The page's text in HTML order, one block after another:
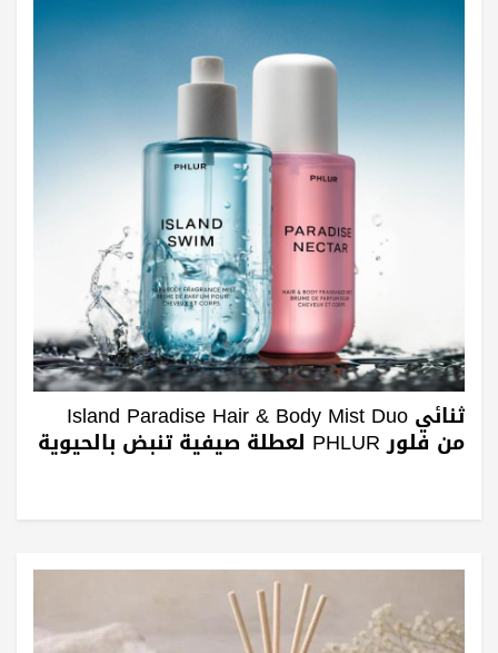
ثنائي Island Paradise Hair & Body Mist Duo
من فلور PHLUR لعطلة صيفية تنبض بالحيوية